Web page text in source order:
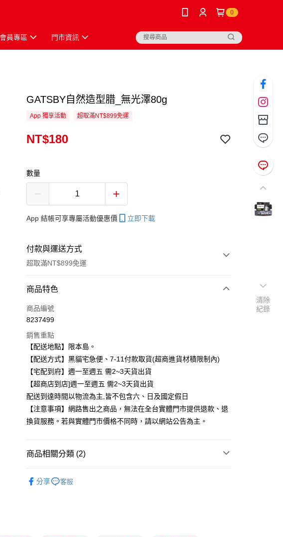
0
會員專區 門市資訊
GATSBY自然造型腊_無光澤80g
App 獨享活動 超取滿NT$899免運
NT$180
數量
App 結帳可享專屬活動優惠價 立即下載
付款與運送方式
超取滿NT$899免運
付款方式
信用卡一次付款
3 期 0 利率 每期
合作金庫商業銀行
第一商業銀行
華南商業銀行
彰化商業銀行
國泰世華商業銀行
兆豐國際商業銀行
臺灣中小企業銀行
台中商業銀行
匯豐（台灣）商業銀行
華泰商業銀行
聯邦商業銀行
遠東國際商業銀行
台新國際商業銀行
超商取貨付款
Apple Pay
Google Pay
商品特色
商品編號
8237499
銷售重點
【配送地點】限本島。
【配送方式】黑貓宅急便、7-11付款取貨(超商進貨材積限制內)
【宅配到府】週一至週五 需2~3天貨出貨
【超商店到店]週一至週五 需2~3天貨出貨
配送到達時間以物流為主,皆不包含六、日及國定假日
【注意事項】網路售出之商品，無法在全台實體門市提供退款、退
換貨服務。若與實體門市價格不同時，請以網站公告為主。
商品相關分類 (2)
分享 客服
清除
紀錄